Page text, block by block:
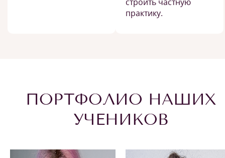
практику.
ПОРТФОЛИО НАШИХ
УЧЕНИКОВ